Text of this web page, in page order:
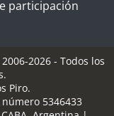
participación
2026 - Todos los
Piro.
5346433